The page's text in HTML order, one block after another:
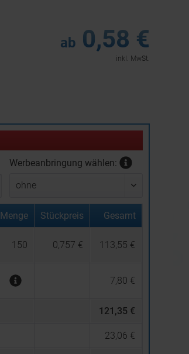
ab 0,58 €
inkl. MwSt.
Werbeanbringung wählen:
Menge Stückpreis Gesamt
150 0,757 € 113,55 €
7,80 €
121,35 €
23,06 €